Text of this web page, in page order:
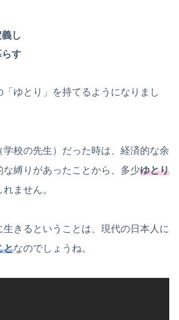
し
らす
「ゆとり」を持てるようになりまし
学校の先生）だった時は、経済的な余
な縛りがあったことから、多少ゆとり
ません。
きるということは、現代の日本人に
となのでしょうね。